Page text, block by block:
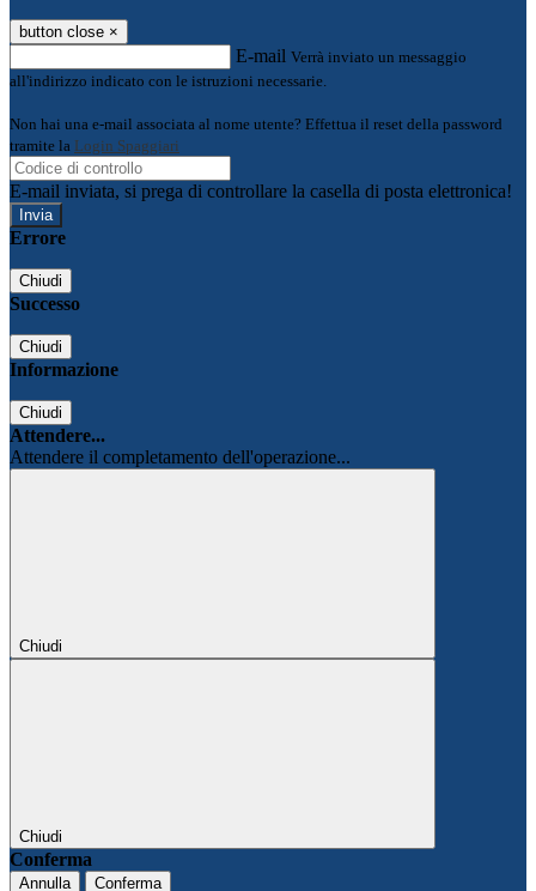
button close ×
E-mail Verrà inviato un messaggio
all'indirizzo indicato con le istruzioni necessarie.
Non hai una e-mail associata al nome utente? Effettua il reset della password
tramite la Login Spaggiari
E-mail inviata, si prega di controllare la casella di posta elettronica!
Errore
Chiudi
Successo
Chiudi
Informazione
Chiudi
Attendere...
Attendere il completamento dell'operazione...
Chiudi
Chiudi
Conferma
Annulla Conferma